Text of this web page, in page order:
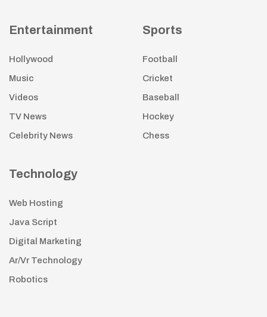
Entertainment
Hollywood
Music
Videos
TV News
Celebrity News
Sports
Football
Cricket
Baseball
Hockey
Chess
Technology
Web Hosting
Java Script
Digital Marketing
Ar/Vr Technology
Robotics